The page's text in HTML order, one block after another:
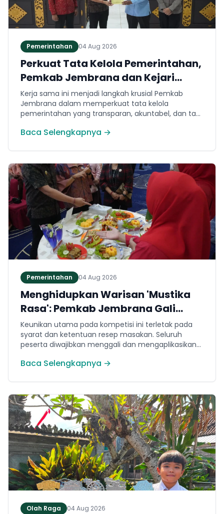
Pemerintahan 04 Aug 2026
Perkuat Tata Kelola Pemerintahan,
Pemkab Jembrana dan Kejari
Jembrana Sepakati Kerja Sama
Hukum Datun
Kerja sama ini menjadi langkah krusial Pemkab
Jembrana dalam memperkuat tata kelola
pemerintahan yang transparan, akuntabel, dan taat
mencakup tiga domain utama, yakni pemberian
tindakan hukum lainnya.
Baca Selengkapnya →
Pemerintahan 04 Aug 2026
Menghidupkan Warisan 'Mustika
Rasa': Pemkab Jembrana Gali
Keteladanan Bung Karno Lewat
Lomba Cipta Menu Kuliner
Keunikan utama pada kompetisi ini terletak pada
syarat dan ketentuan resep masakan. Seluruh
peserta diwajibkan menggali dan mengaplikasikan
Mustika Rasa—buku kumpulan resep Nusantara
Indonesia, Ir. Soekarno. Melalui panduan resep
historis tersebut, para peserta berhasil
menghidangkan berbagai kreasi olahan pangan
lokal yang tidak hanya lezat tetapi juga bergizi,
beragam, aman dan seimbang.
Baca Selengkapnya →
Olah Raga 04 Aug 2026